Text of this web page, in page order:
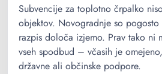
Subvencije za toplotno črpalko
objektov. Novogradnje so
razpis določa izjemo. Prav tako ni
vseh spodbud – včasih je
državne ali občinske podpore.